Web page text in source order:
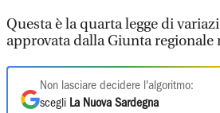
Questa è la quarta legge di
approvata dalla Giunta
Non lasciare decidere l'algoritmo:
scegli La Nuova Sardegna